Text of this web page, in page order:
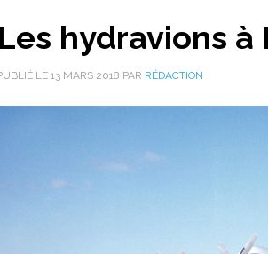
Les hydravions à
LE 13 MARS 2018 PAR RÉDACTION